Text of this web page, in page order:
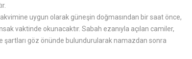
uygun olarak güneşin doğmasından bir saat önce,
vaktinde okunacaktır. Sabah ezanıyla açılan camiler,
şartları göz önünde bulundurularak namazdan sonra